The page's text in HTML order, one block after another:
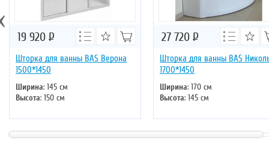
Шторка для ванны BAS Верона
1500*1450
Ширина: 145 см
Высота: 150 см
19 920 Р
Шторка для ванны BAS
1700*1450
Ширина: 170 см
Высота: 145 см
27 720 Р